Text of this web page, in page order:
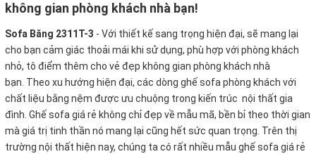
không gian phòng khách nhà bạn!
Sofa Băng 2311T-3 - Với thiết kế sang trọng hiện đại, sẽ mang lại
cho bạn cảm giác thoải mái khi sử dụng, phù hợp với phòng khách
nhỏ, tô điểm thêm cho vẻ đẹp không gian phòng khách nhà
bạn. Theo xu hướng hiện đại, các dòng ghế sofa phòng khách với
chất liệu bằng nệm được ưu chuộng trong kiến trúc nội thất gia
đình. Ghế sofa giá rẻ không chỉ đẹp về mẫu mã, bền bỉ theo thời gian
mà giá trị tinh thần nó mang lại cũng hết sức quan trọng. Trên thị
trường nội thất hiện nay, chúng ta có rất nhiều mẫu ghế sofa giá rẻ